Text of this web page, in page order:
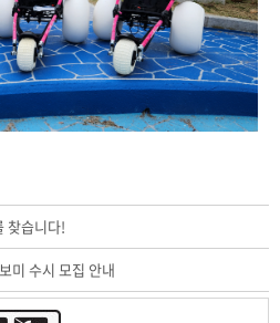
찾습니다!
미 수시 모집 안내